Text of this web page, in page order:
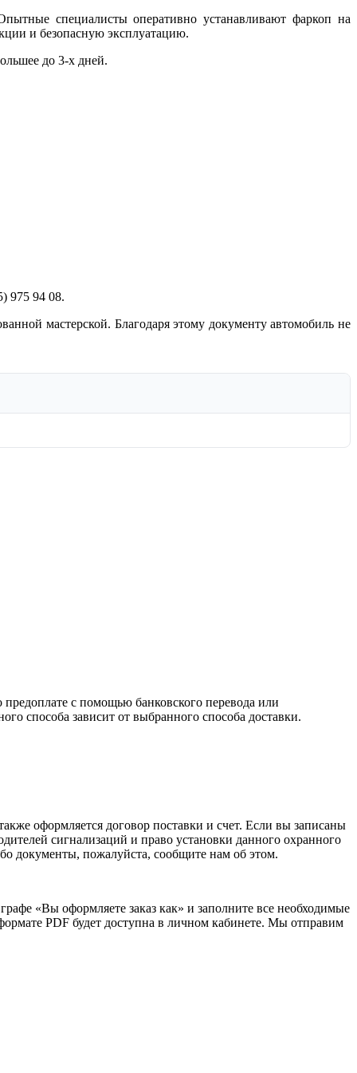
специалисты оперативно устанавливают фаркоп на
и безопасную эксплуатацию.
до 3-х дней.
975 94 08.
мастерской. Благодаря этому документу автомобиль не
с помощью банковского перевода или
способа зависит от выбранного способа доставки.
оформляется договор поставки и счет. Если вы записаны
сигнализаций и право установки данного охранного
документы, пожалуйста, сообщите нам об этом.
«Вы оформляете заказ как» и заполните все необходимые
PDF будет доступна в личном кабинете. Мы отправим